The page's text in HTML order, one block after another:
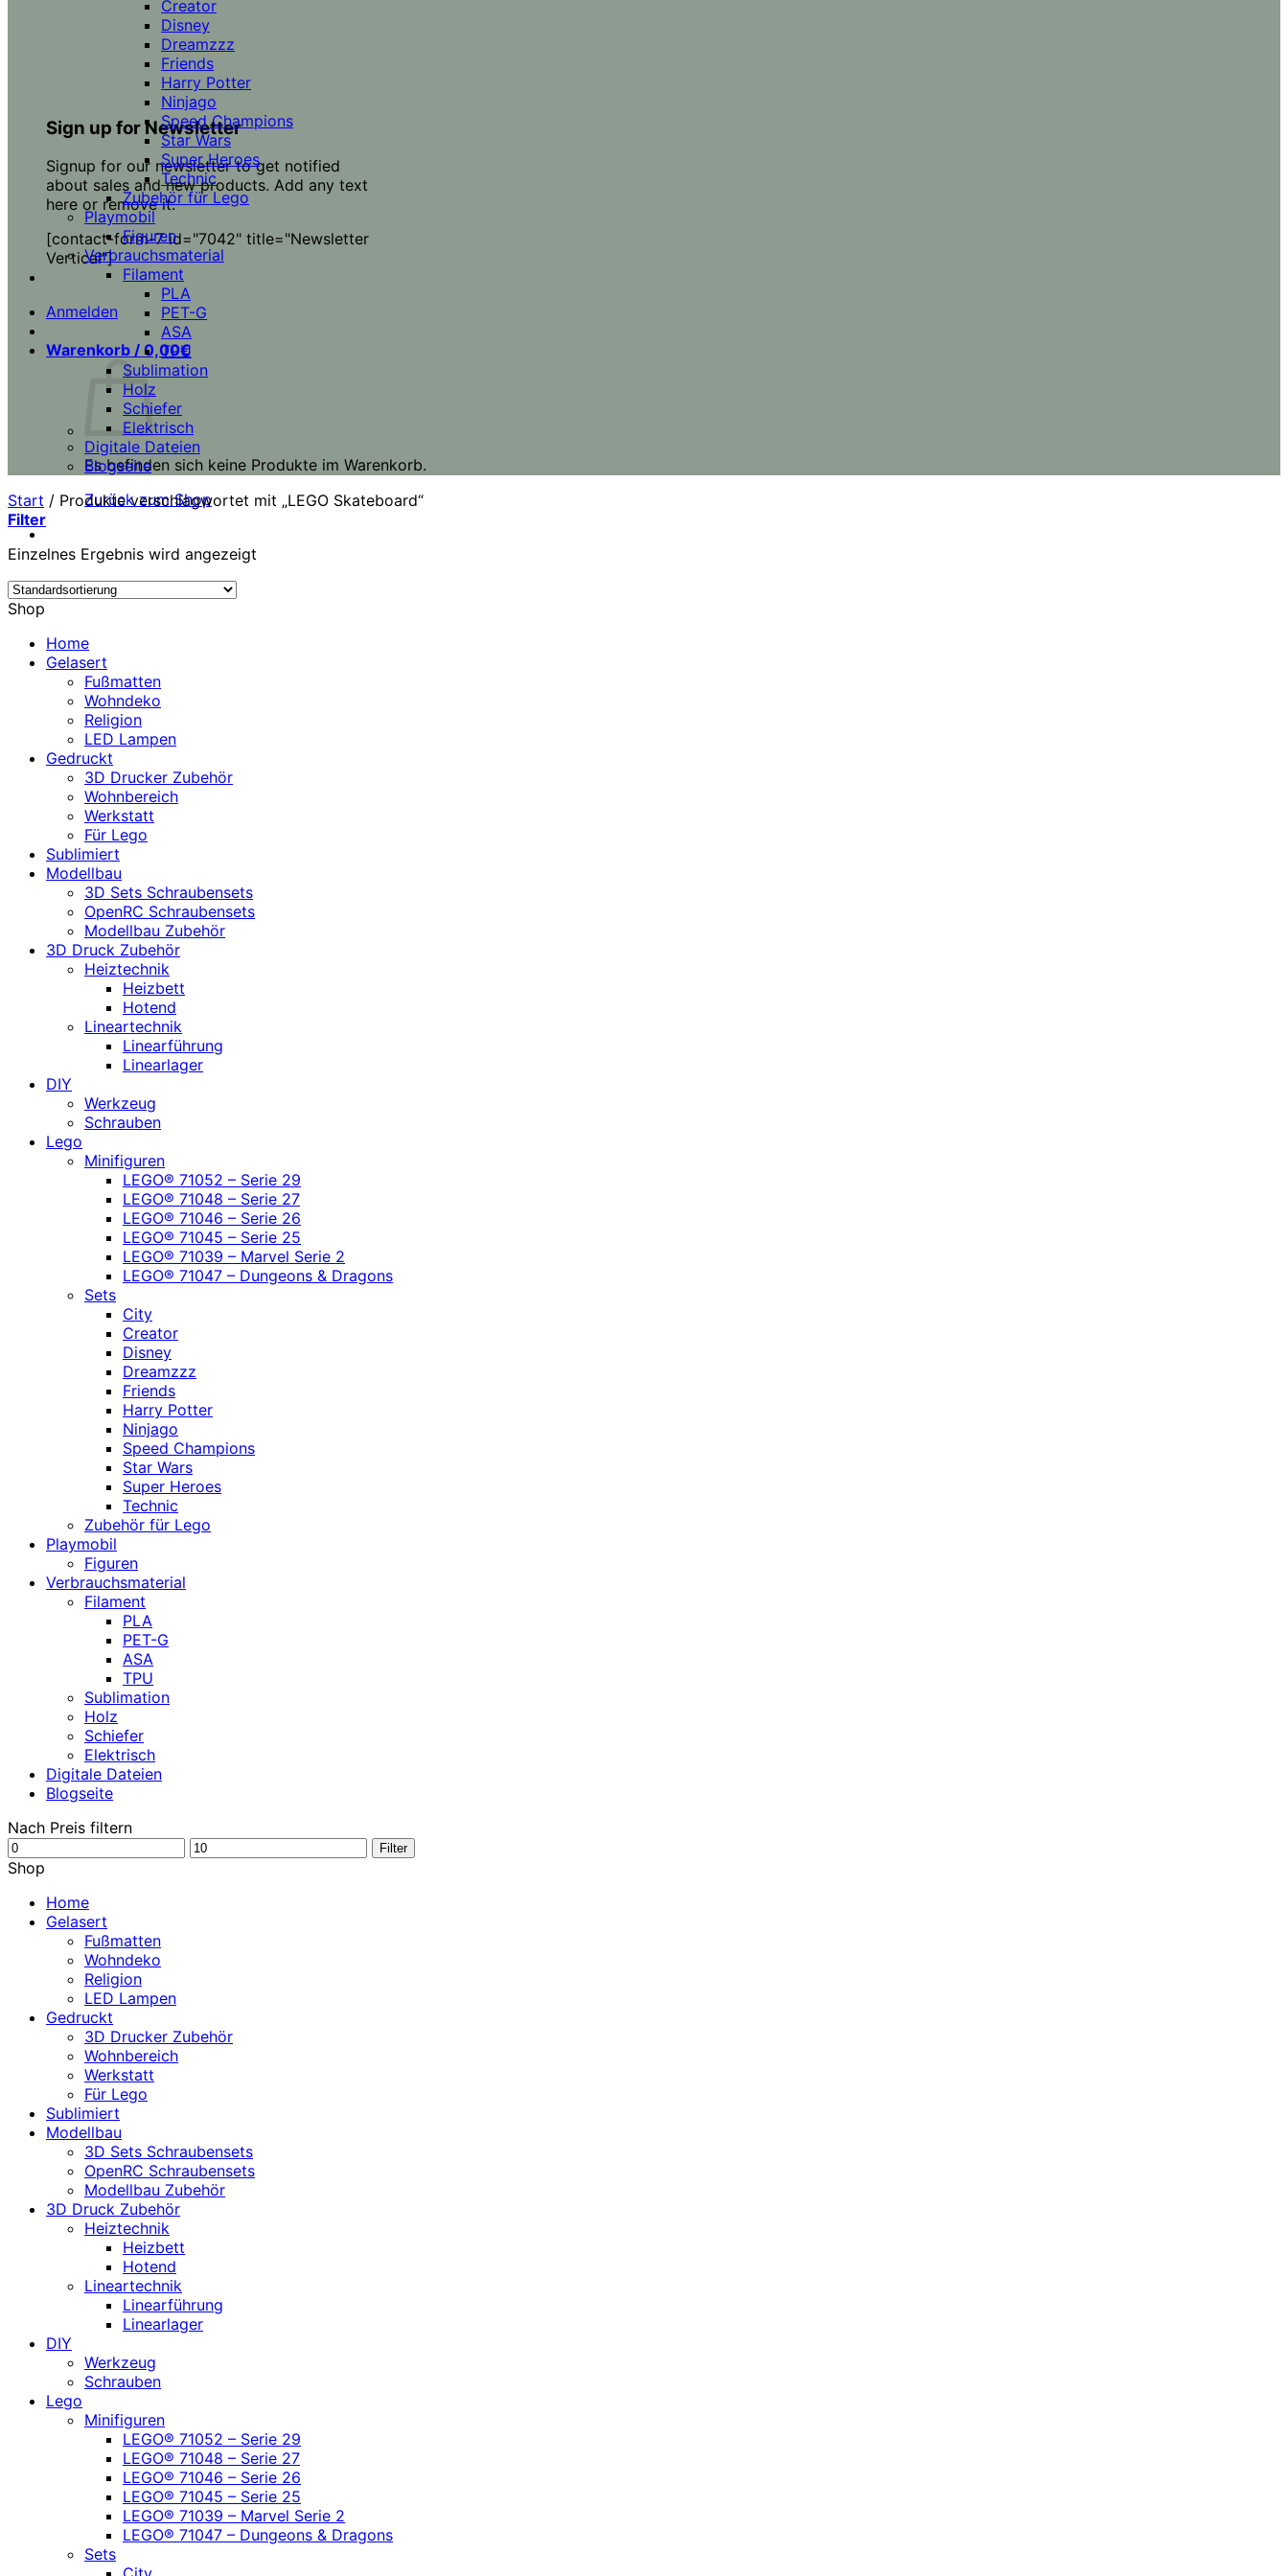
Sign up for Newsletter
Signup for our newsletter to get notified
about sales and new products. Add any text
here or remove it.
[contact-form-7 id="7042" title="Newsletter
Vertical"]
Anmelden
Warenkorb / 0,00€
Es befinden sich keine Produkte im Warenkorb.
Zurück zum Shop
Creator
Disney
Dreamzzz
Friends
Harry Potter
Ninjago
Speed Champions
Star Wars
Super Heroes
Technic
Zubehör für Lego
Playmobil
Figuren
Verbrauchsmaterial
Filament
PLA
PET-G
ASA
TPU
Sublimation
Holz
Schiefer
Elektrisch
Digitale Dateien
Blogseite
Start / Produkte verschlagwortet mit „LEGO Skateboard“
Filter
Einzelnes Ergebnis wird angezeigt
Shop
Home
Gelasert
Fußmatten
Wohndeko
Religion
LED Lampen
Gedruckt
3D Drucker Zubehör
Wohnbereich
Werkstatt
Für Lego
Sublimiert
Modellbau
3D Sets Schraubensets
OpenRC Schraubensets
Modellbau Zubehör
3D Druck Zubehör
Heiztechnik
Heizbett
Hotend
Lineartechnik
Linearführung
Linearlager
DIY
Werkzeug
Schrauben
Lego
Minifiguren
LEGO® 71052 – Serie 29
LEGO® 71048 – Serie 27
LEGO® 71046 – Serie 26
LEGO® 71045 – Serie 25
LEGO® 71039 – Marvel Serie 2
LEGO® 71047 – Dungeons & Dragons
Sets
City
Creator
Disney
Dreamzzz
Friends
Harry Potter
Ninjago
Speed Champions
Star Wars
Super Heroes
Technic
Zubehör für Lego
Playmobil
Figuren
Verbrauchsmaterial
Filament
PLA
PET-G
ASA
TPU
Sublimation
Holz
Schiefer
Elektrisch
Digitale Dateien
Blogseite
Nach Preis filtern
Min.
Preis
Max.
Filter
Shop
Home
Gelasert
Fußmatten
Wohndeko
Religion
LED Lampen
Gedruckt
3D Drucker Zubehör
Wohnbereich
Werkstatt
Für Lego
Sublimiert
Modellbau
3D Sets Schraubensets
OpenRC Schraubensets
Modellbau Zubehör
3D Druck Zubehör
Heiztechnik
Heizbett
Hotend
Lineartechnik
Linearführung
Linearlager
DIY
Werkzeug
Schrauben
Lego
Minifiguren
LEGO® 71052 – Serie 29
LEGO® 71048 – Serie 27
LEGO® 71046 – Serie 26
LEGO® 71045 – Serie 25
LEGO® 71039 – Marvel Serie 2
LEGO® 71047 – Dungeons & Dragons
Sets